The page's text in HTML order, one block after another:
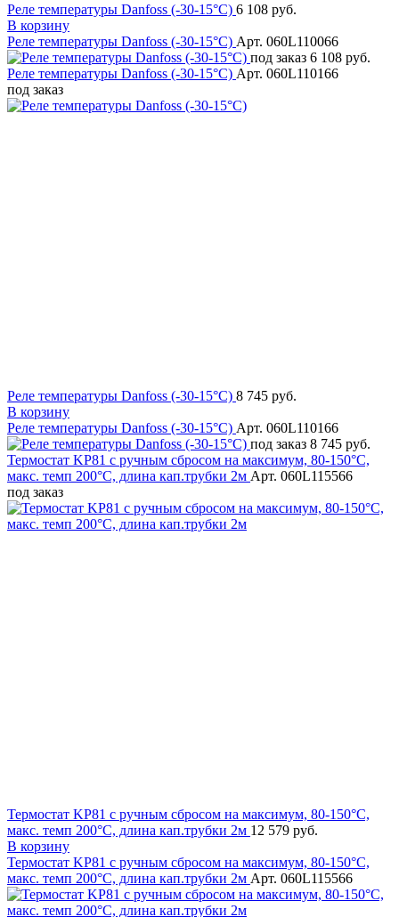
Реле температуры Danfoss (-30-15°C) 6 108 руб.
В корзину
Реле температуры Danfoss (-30-15°C) Арт. 060L110066
под заказ 6 108 руб.
Реле температуры Danfoss (-30-15°C) Арт. 060L110166
под заказ
Реле температуры Danfoss (-30-15°C) 8 745 руб.
В корзину
Реле температуры Danfoss (-30-15°C) Арт. 060L110166
под заказ 8 745 руб.
Термостат KP81 с ручным сбросом на максимум, 80-150°C,
макс. темп 200°C, длина кап.трубки 2м Арт. 060L115566
под заказ
Термостат KP81 с ручным сбросом на максимум, 80-150°C,
макс. темп 200°C, длина кап.трубки 2м 12 579 руб.
В корзину
Термостат KP81 с ручным сбросом на максимум, 80-150°C,
макс. темп 200°C, длина кап.трубки 2м Арт. 060L115566